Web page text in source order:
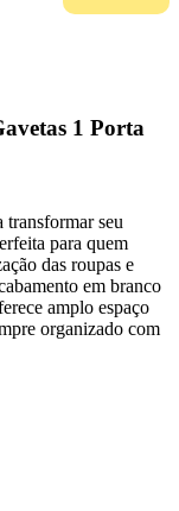
1 Porta
transformar seu
para quem
das roupas e
em branco
amplo espaço
organizado com